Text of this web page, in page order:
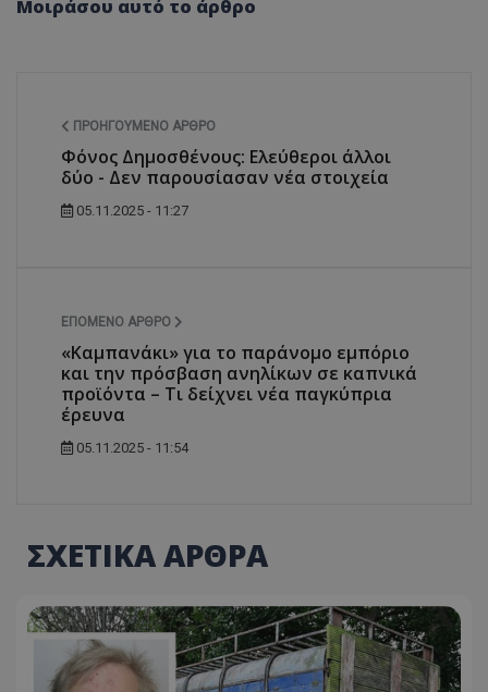
Μοιράσου αυτό το άρθρο
ΠΡΟΗΓΟΎΜΕΝΟ ΆΡΘΡΟ
Φόνος Δημοσθένους: Ελεύθεροι άλλοι
δύο - Δεν παρουσίασαν νέα στοιχεία
05.11.2025 - 11:27
ΕΠΌΜΕΝΟ ΆΡΘΡΟ
«Καμπανάκι» για το παράνομο εμπόριο
και την πρόσβαση ανηλίκων σε καπνικά
προϊόντα – Τι δείχνει νέα παγκύπρια
έρευνα
05.11.2025 - 11:54
ΣΧΕΤΙΚΑ ΑΡΘΡΑ